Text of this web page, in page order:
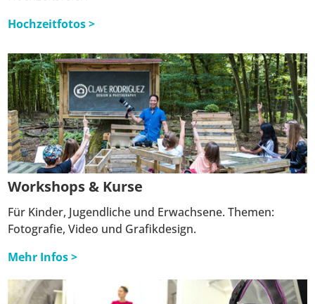
Hochzeitfotos >
Workshops & Kurse
Für Kinder, Jugendliche und Erwachsene. Themen:
Fotografie, Video und Grafikdesign.
Mehr Infos >